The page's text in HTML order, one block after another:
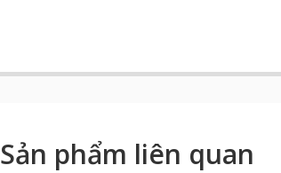
Sản phẩm liên quan